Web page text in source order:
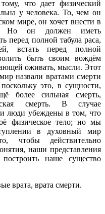
что дает физический
у человека. То, чем он
мире, он хочет внести в
Но он должен иметь
перед полной табула раса,
встать перед полной
быть своим вождём
оживать, мысли. Этот
назвали вратами смерти
это, в сущности,
более сильная смерть,
смерть. В случае
люди убеждены в том, что
физическое тело; но мы
в духовный мир
чтобы действительно
наши представления
наше существо
врата, врата смерти.